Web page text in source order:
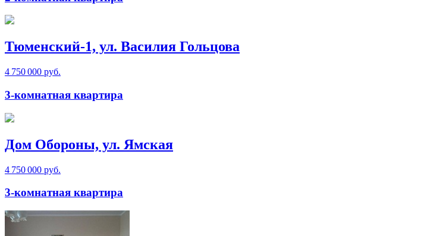
Тюменский-1, ул. Василия Гольцова
4 750 000 руб.
3-комнатная квартира
Дом Обороны, ул. Ямская
4 750 000 руб.
3-комнатная квартира